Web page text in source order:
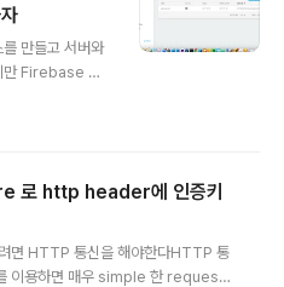
만들고 서버와
만 Firebase Au
FirebasePr
SignUpVi
wea
@IBOutlet we
증키
면 HTTP 통신을 해야한다HTTP 통
이용하면 매우 simple 한 request